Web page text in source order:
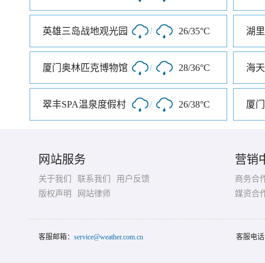
英雄三岛战地观光园 / 26/35°C 湖
厦门奥林匹克博物馆 / 28/36°C 海
翠丰SPA温泉度假村 / 26/38°C 厦
网站服务
关于我们 联系我们
用户反馈
版权声明
网站律师
营销
商务合
媒资合
客服邮箱： service@weather.com.cn 客服电